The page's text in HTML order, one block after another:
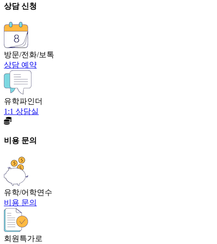
상담 신청
방문/전화/보톡
상담 예약
유학파인더
1:1 상담실
비용 문의
유학/어학연수
비용 문의
회원특가로